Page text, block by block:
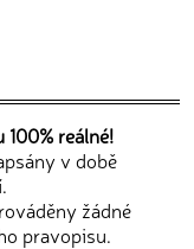
reálné!
v době
žádné
pravopisu.